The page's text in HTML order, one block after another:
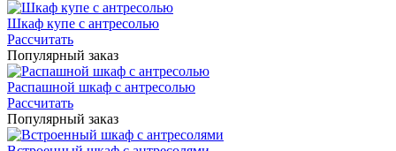
Шкаф купе с антресолью
Рассчитать
Популярный заказ
Распашной шкаф с антресолью
Рассчитать
Популярный заказ